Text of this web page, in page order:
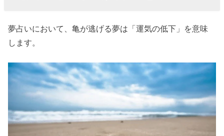
夢占いにおいて、亀が逃げる夢は「運気の低下」を意味
します。